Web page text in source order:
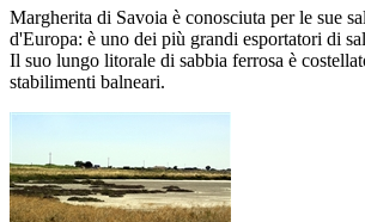
Margherita di Savoia è conosciuta per le sue
d'Europa: è uno dei più grandi esportatori di
Il suo lungo litorale di sabbia ferrosa è
stabilimenti balneari.